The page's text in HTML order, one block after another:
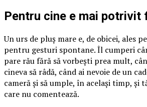
Pentru cine e mai potrivit
Un urs de pluș mare e, de obicei, ales
pentru gesturi spontane. Îl cumperi
pare rău fără să vorbești prea mult,
cineva să râdă, când ai nevoie de un
cameră și să umple, în același timp, și
care nu comentează.